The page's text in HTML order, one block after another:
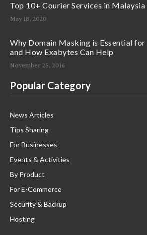
Top 10+ Courier Services in
May 18, 2020
Why Domain Masking is Essential for
and How Exabytes Can Help
November 25, 2016
Popular Category
News Articles
Tips Sharing
For Businesses
Events & Activities
By Product
For E-Commerce
Security & Backup
Hosting